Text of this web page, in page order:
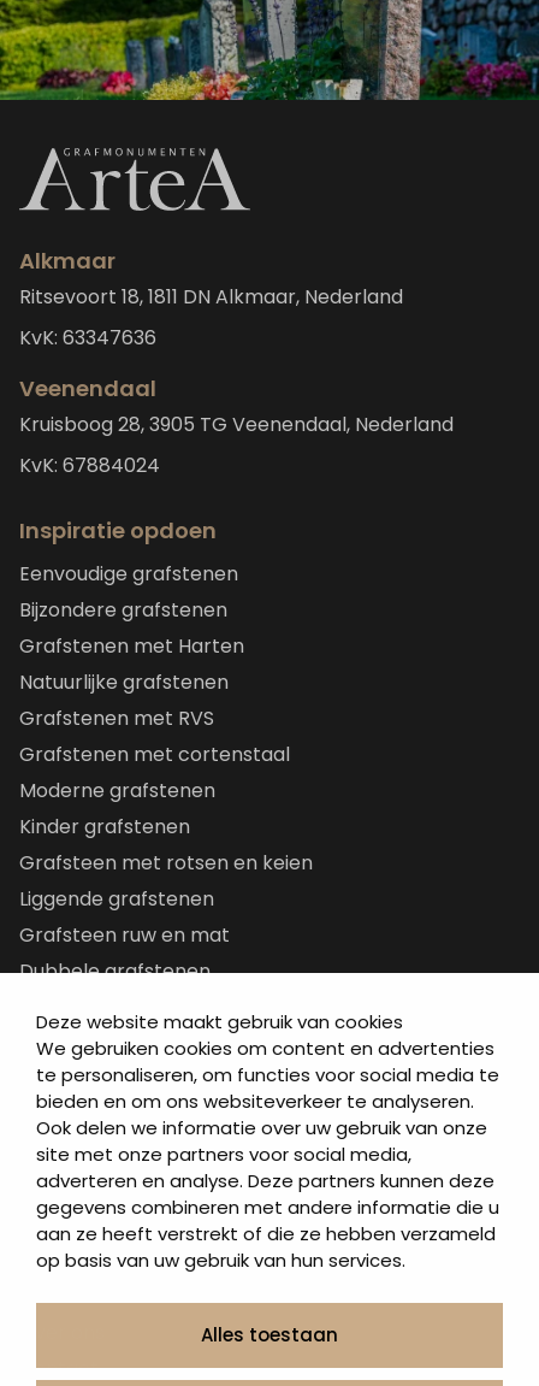
Deze website maakt gebruik van cookies
We gebruiken cookies om content en advertenties
te personaliseren, om functies voor social media te
bieden en om ons websiteverkeer te analyseren.
Ook delen we informatie over uw gebruik van onze
site met onze partners voor social media,
adverteren en analyse. Deze partners kunnen deze
gegevens combineren met andere informatie die u
aan ze heeft verstrekt of die ze hebben verzameld
op basis van uw gebruik van hun services.
Alles toestaan
Alkmaar
Ritsevoort 18, 1811 DN Alkmaar, Nederland
KvK: 63347636
Veenendaal
Kruisboog 28, 3905 TG Veenendaal, Nederland
KvK: 67884024
Inspiratie opdoen
Eenvoudige grafstenen
Bijzondere grafstenen
Grafstenen met Harten
Natuurlijke grafstenen
Grafstenen met RVS
Grafstenen met cortenstaal
Moderne grafstenen
Kinder grafstenen
Grafsteen met rotsen en keien
Liggende grafstenen
Grafsteen ruw en mat
Dubbele grafstenen
Letterplaten
Grafzerken kopen
Direct naar
Grafstenen
As artikelen
Urngrafmonumenten
Informatie
Contact